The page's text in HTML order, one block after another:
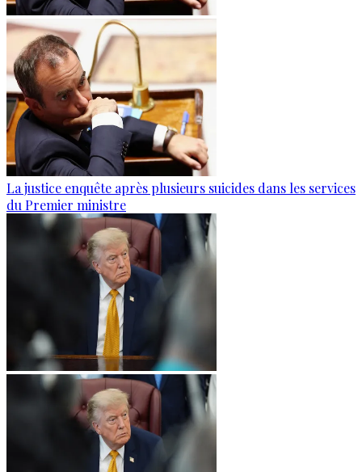
La justice enquête après plusieurs suicides dans les services
du Premier ministre